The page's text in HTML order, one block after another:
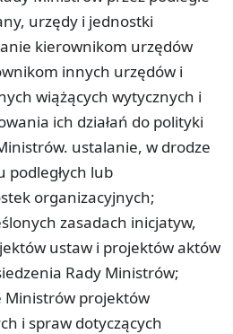
urzędy i jednostki
kierownikom urzędów
innych urzędów i
wiążących wytycznych i
ich działań do polityki
ustalanie, w drodze
podległych lub
organizacyjnych;
zasadach inicjatyw,
ustaw i projektów aktów
Rady Ministrów;
Ministrów projektów
i spraw dotyczących